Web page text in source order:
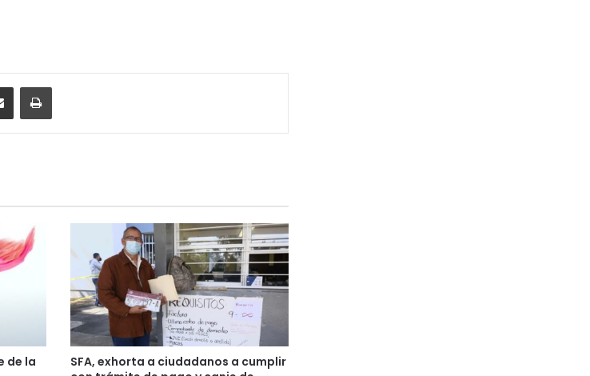
Compartir por correo electrónicoImprimir
de la
SFA, exhorta a ciudadanos a cumplir